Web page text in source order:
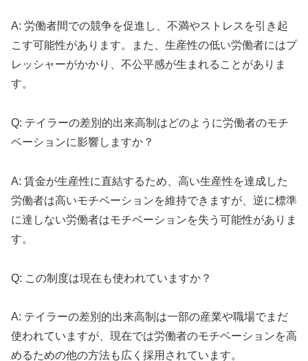
A: 労働者間での競争を促進し、不満やストレスを引き起
こす可能性があります。また、生産性の低い労働者にはプ
レッシャーがかかり、不公平感が生まれることがありま
す。
Q: テイラーの差別的出来高制はどのように労働者のモチ
ベーションに影響しますか？
A: 賃金が生産性に直結するため、高い生産性を達成した
労働者は高いモチベーションを維持できますが、逆に標準
に達しない労働者はモチベーションを失う可能性がありま
す。
Q: この制度は現在も使われていますか？
A: テイラーの差別的出来高制は一部の産業や職場でまだ
使われていますが、現在では労働者のモチベーションを高
めるための他の方法も広く採用されています。